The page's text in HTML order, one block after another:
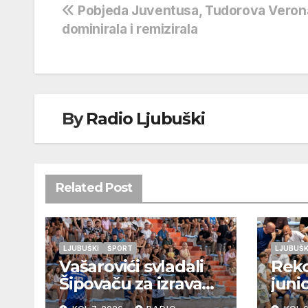
Navigacija
Pobjeda Juventusa, Tudorova
dominirala i remizirala
ByRadio Ljubuški
Related Post
LJUBUŠKI ŠPORT
Vašarovići svladali
Šipovaču za izravan
plasman u